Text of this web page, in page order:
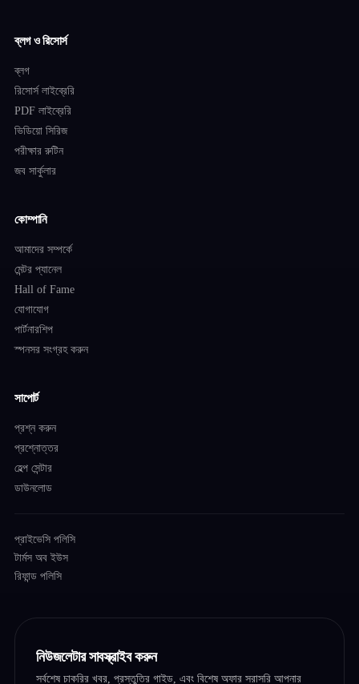
ব্লগ ও রিসোর্স
ব্লগ
রিসোর্স লাইব্রেরি
PDF লাইব্রেরি
ভিডিয়ো সিরিজ
পরীক্ষার রুটিন
জব সার্কুলার
কোম্পানি
আমাদের সম্পর্কে
মেন্টর প্যানেল
Hall of Fame
যোগাযোগ
পার্টনারশিপ
স্পনসর সংগ্রহ করুন
সাপোর্ট
প্রশ্ন করুন
প্রশ্নোত্তর
হেল্প সেন্টার
ডাউনলোড
প্রাইভেসি পলিসি
টার্মস অব ইউস
রিফান্ড পলিসি
নিউজলেটার সাবস্ক্রাইব করুন
সর্বশেষ চাকরির খবর, প্রস্তুতির গাইড, এবং বিশেষ অফার সরাসরি আপনার